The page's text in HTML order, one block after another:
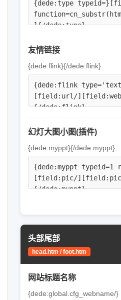
友情链接
{dede:flink}{/dede:flink}
幻灯大图小图(插件)
{dede:myppt}{/dede:myppt}
头部尾部
head.htm / foot.htm
网站标题名称
{dede:global.cfg_webname/}